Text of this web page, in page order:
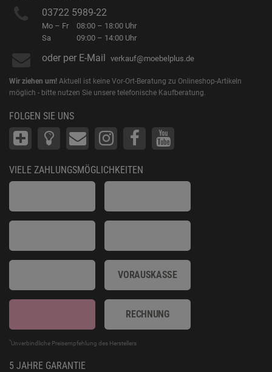
03722 5989-22
Mo – Fr
Sa
08:00 – 18:00 Uhr
09:00 – 14:00 Uhr
oder per E-Mail verkauf@moebelplus.de
Wir ziehen um! Aktuell ist keine Vor-Ort-Beratung zu Onlineshop-Artikeln
möglich - bitte nutzen Sie unsere telefonische Kaufberatung.
FOLGEN SIE UNS
VIELE ZAHLUNGSMÖGLICHKEITEN
VORAUSKASSE
RECHNUNG
*Unverbindliche Preisempfehlung des Herstellers
5 JAHRE GARANTIE